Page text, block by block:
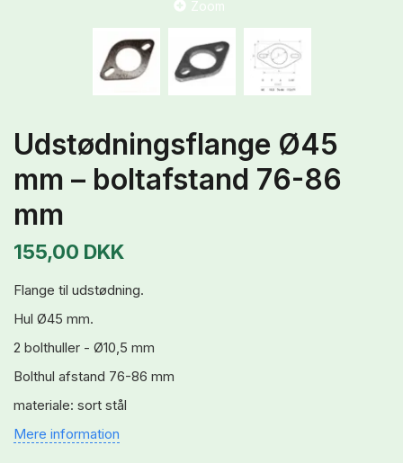
Zoom
Udstødningsflange Ø45
mm – boltafstand 76-86
mm
155,00 DKK
Flange til udstødning.
Hul Ø45 mm.
2 bolthuller - Ø10,5 mm
Bolthul afstand 76-86 mm
materiale: sort stål
Mere information